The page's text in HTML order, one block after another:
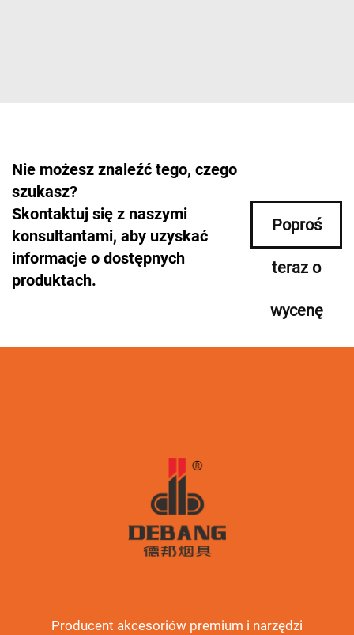
Nie możesz znaleźć tego, czego
szukasz?
Skontaktuj się z naszymi
konsultantami, aby uzyskać
informacje o dostępnych
produktach.
Poproś
teraz o
wycenę
Producent akcesoriów premium i narzędzi